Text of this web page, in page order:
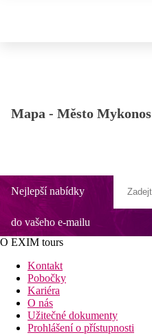
Mapa - Město Mykonos
Nejlepší nabídky
do vašeho e-mailu
O EXIM tours
Kontakt
Pobočky
Kariéra
O nás
Užitečné dokumenty
Prohlášení o přístupnosti